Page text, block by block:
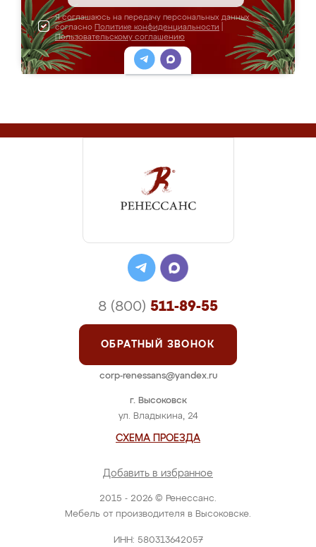
Я соглашаюсь на передачу персональных данных
согласно Политике конфиденциальности
Пользовательскому соглашению
2015 - 2026 © Ренессанс.
Мебель от производителя в Высоковске.
ИНН: 580313642057
г. Высоковск
ул. Владыкина, 24
СХЕМА ПРОЕЗДА
Добавить в избранное
8 (800) 511-89-55
ОБРАТНЫЙ ЗВОНОК
corp-renessans@yandex.ru